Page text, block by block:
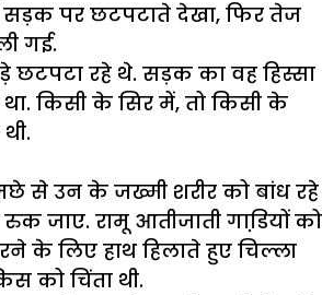
सड़क पर छटपटाते देखा, फिर तेज
गई.
छटपटा रहे थे. सड़क का वह हिस्सा
था. किसी के सिर में, तो किसी के
थी.
से उन के जख्मी शरीर को बांध रहे
रुक जाए. रामू आतीजाती गाडि़यों को
के लिए हाथ हिलाते हुए चिल्ला
को चिंता थी.